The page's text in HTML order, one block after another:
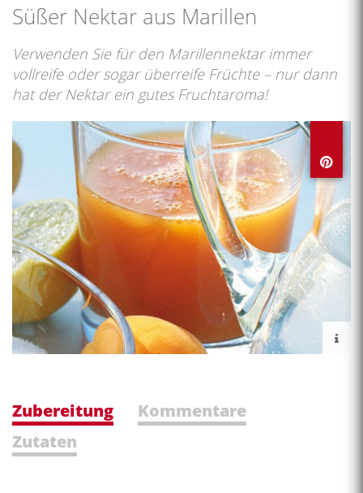
Süßer Nektar aus Marillen
Verwenden Sie für den Marillennektar immer
vollreife oder sogar überreife Früchte – nur dann
hat der Nektar ein gutes Fruchtaroma!
Zubereitung
Kommentare
Zutaten